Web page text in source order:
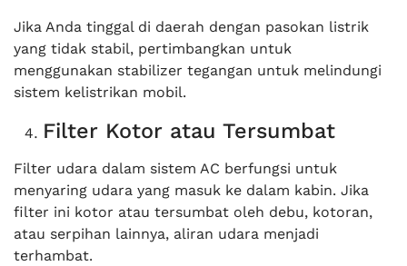
Jika Anda tinggal di daerah dengan pasokan listrik
yang tidak stabil, pertimbangkan untuk
menggunakan stabilizer tegangan untuk melindungi
sistem kelistrikan mobil.
Filter Kotor atau Tersumbat
Filter udara dalam sistem AC berfungsi untuk
menyaring udara yang masuk ke dalam kabin. Jika
filter ini kotor atau tersumbat oleh debu, kotoran,
atau serpihan lainnya, aliran udara menjadi
terhambat.